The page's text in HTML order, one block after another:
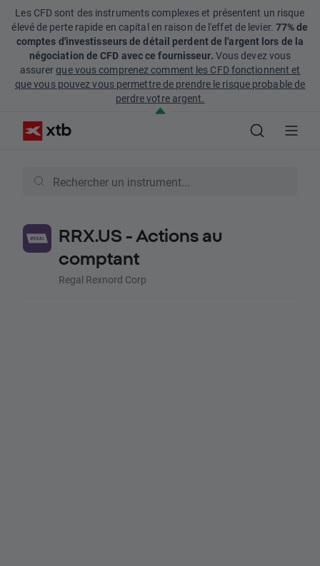
Les CFD sont des instruments complexes et présentent un risque
élevé de perte rapide en capital en raison de l'effet de levier. 77% de
comptes d'investisseurs de détail perdent de l'argent lors de la
négociation de CFD avec ce fournisseur. Vous devez vous
assurerque vous comprenez comment les CFD fonctionnent et
que vous pouvez vous permettre de prendre le risque probable de
perdre votre argent.
RRX.US - Actions au
comptant
Regal Rexnord Corp